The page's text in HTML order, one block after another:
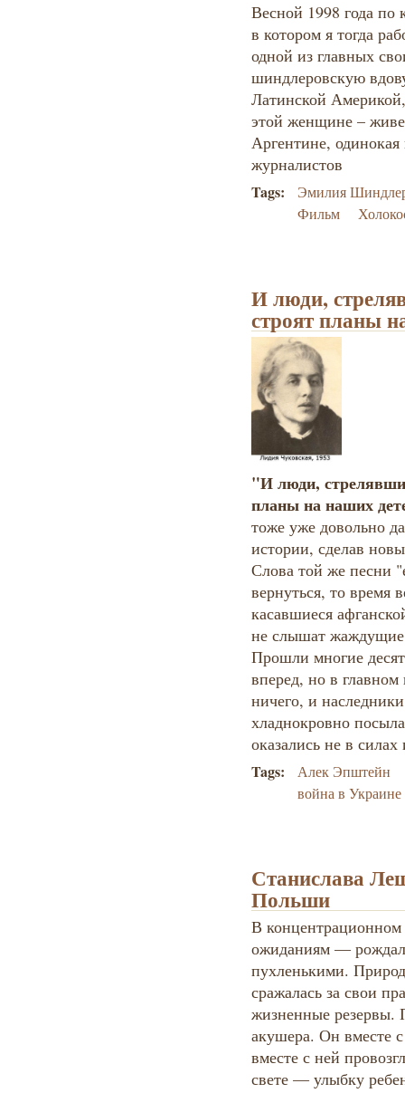
Весной 1998 года по
в котором я тогда
одной из главных
шиндлеровскую
Латинской
этой женщине –
Аргентине,
журналистов
Tags:
Эмилия
Фильм
И люди,
строят планы
"И люди,
планы на наших
тоже уже довольно
истории, сделав
Слова той же песни
вернуться, то время
касавшиеся
не слышат
Прошли многие
вперед, но в главном
ничего, и
хладнокровно
оказались не в
Tags:
Алек Эпштейн
война в Украине
Станислава
Польши
В
ожиданиям —
пухленькими.
сражалась за свои
жизненные резервы.
акушера. Он вместе
вместе с ней
свете — улыбку